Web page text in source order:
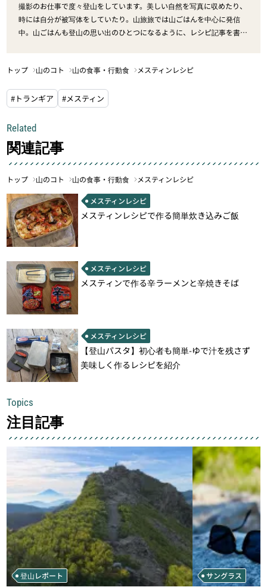
撮影のお仕事で度々登山をしています。美しい自然を写真に収めたり、
時には自分が被写体をしていたり。山旅旅では山ごはんを中心に発信
中。山ごはんも登山の思い出のひとつになるように、レシピ記事を書い
トップ 山のコト 山の食事・行動食 メスティンレシピ
#トランギア #メスティン
Related
関連記事
トップ 山のコト 山の食事・行動食 メスティンレシピ
メスティンレシピ
メスティンレシピで作る簡単炊き込みご飯
メスティンレシピ
メスティンで作る辛ラーメンと辛焼きそば
メスティンレシピ
【登山パスタ】初心者も簡単-ゆで汁を残さず
美味しく作るレシピを紹介
Topics
注目記事
登山レポート サングラス